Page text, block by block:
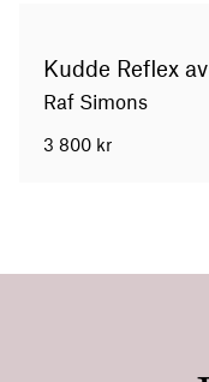
Kudde Reflex
Raf Simons
3 800 kr